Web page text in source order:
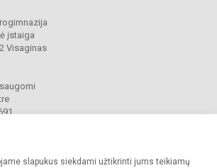
slapukus siekdami užtikrinti jums teikiamų
įstaiga
Visaginas
progimnazija. Visos teisės saugomos.